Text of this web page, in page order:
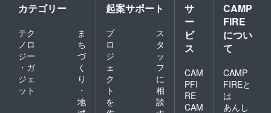
カテゴリー
テク
ノロ
ジー
・ガ
ジェ
ット
ま
ち
づ
く
り
・
地
起案サポート
プ
ロ
ジ
ェ
ク
ト
を
ス
タ
ッ
フ
に
相
談
サ
ー
ビ
ス
CAM
PFI
RE
CAM
CAMP
FIRE
につい
て
CAMP
FIREと
は
あんし